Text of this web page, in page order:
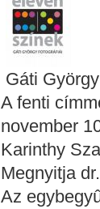
Gáti
A fenti
november
Karinthy
Megnyitja
Az